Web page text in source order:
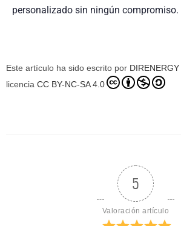
personalizado sin ningún compromiso.
Este artículo ha sido escrito por DIRENERGY
licencia CC BY-NC-SA 4.0
5
Valoración artículo